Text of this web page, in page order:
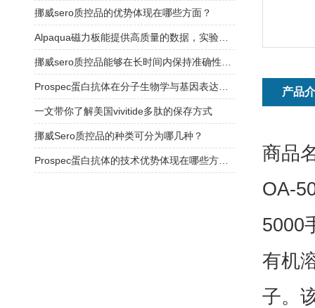
产品
商品
OA-
5000
有机
子。
挪威sero质控品的优势体现在哪些方面？
一文带你了解美国vivitide多肽的保存方式
挪威Sero质控品的种类可分为哪几种？